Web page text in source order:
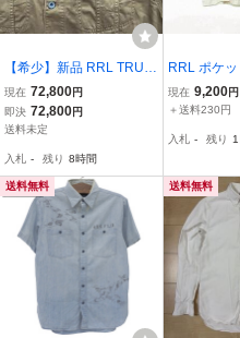
【希少】新品 RRL TRUC
KER JACKET MADE IN C
ANADA ダブルアールエ
ル ブラウン ゴールド Lee
ット カナダ製 L
現在 72,800円
即決 72,800円
送料未定
入札 - 残り 8時間
RRL ポケ
フホワイト
現在 9,200円
＋送料230円
入札 - 残り 1
送料無料 送料無料